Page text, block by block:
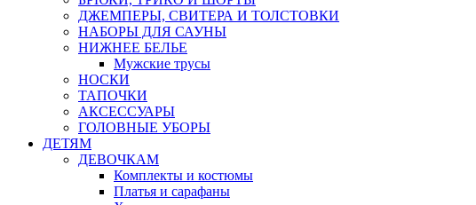
ДЖЕМПЕРЫ, СВИТЕРА И ТОЛСТОВКИ
НАБОРЫ ДЛЯ САУНЫ
НИЖНЕЕ БЕЛЬЕ
Мужские трусы
НОСКИ
ТАПОЧКИ
АКСЕССУАРЫ
ГОЛОВНЫЕ УБОРЫ
ДЕТЯМ
ДЕВОЧКАМ
Комплекты и костюмы
Платья и сарафаны